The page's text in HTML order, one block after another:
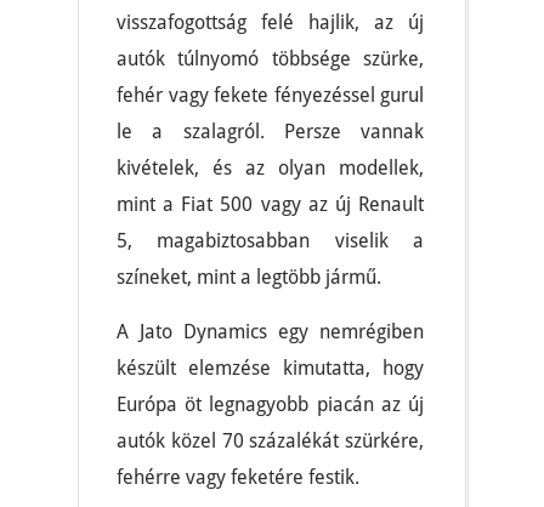
visszafogottság felé hajlik, az új
autók túlnyomó többsége szürke,
fehér vagy fekete fényezéssel gurul
le a szalagról. Persze vannak
kivételek, és az olyan modellek,
mint a Fiat 500 vagy az új Renault
5, magabiztosabban viselik a
színeket, mint a legtöbb jármű.
A Jato Dynamics egy nemrégiben
készült elemzése kimutatta, hogy
Európa öt legnagyobb piacán az új
autók közel 70 százalékát szürkére,
fehérre vagy feketére festik.